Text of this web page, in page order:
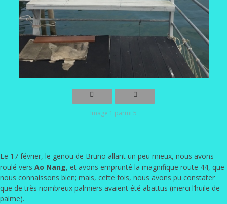
Image 1 parmi 5
Le 17 février, le genou de Bruno allant un peu mieux, nous avons
roulé vers Ao Nang, et avons emprunté la magnifique route 44, que
nous connaissons bien; mais, cette fois, nous avons pu constater
que de très nombreux palmiers avaient été abattus (merci l’huile de
palme).